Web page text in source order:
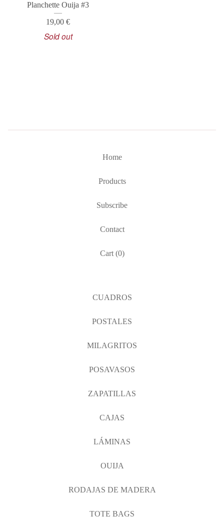
Planchette Ouija #3
19,00 €
Sold out
Home
Products
Subscribe
Contact
Cart (0)
CUADROS
POSTALES
MILAGRITOS
POSAVASOS
ZAPATILLAS
CAJAS
LÁMINAS
OUIJA
RODAJAS DE MADERA
TOTE BAGS